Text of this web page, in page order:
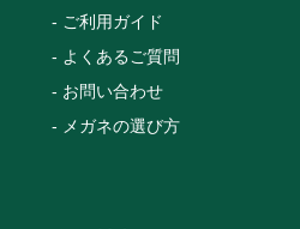
ご利用ガイド
よくあるご質問
お問い合わせ
メガネの選び方